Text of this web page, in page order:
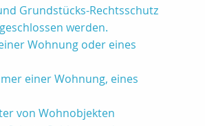
Grundstücks-Rechtsschutz
werden.
Wohnung oder eines
einer Wohnung, eines
von Wohnobjekten